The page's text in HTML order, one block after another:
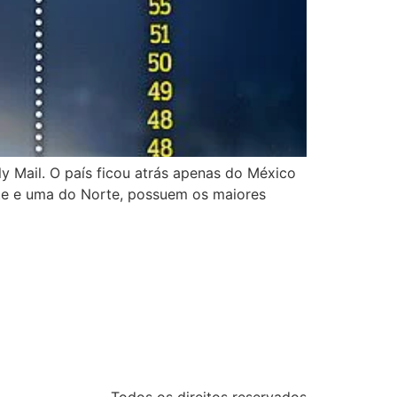
Mail. O país ficou atrás apenas do México
e uma do Norte, possuem os maiores